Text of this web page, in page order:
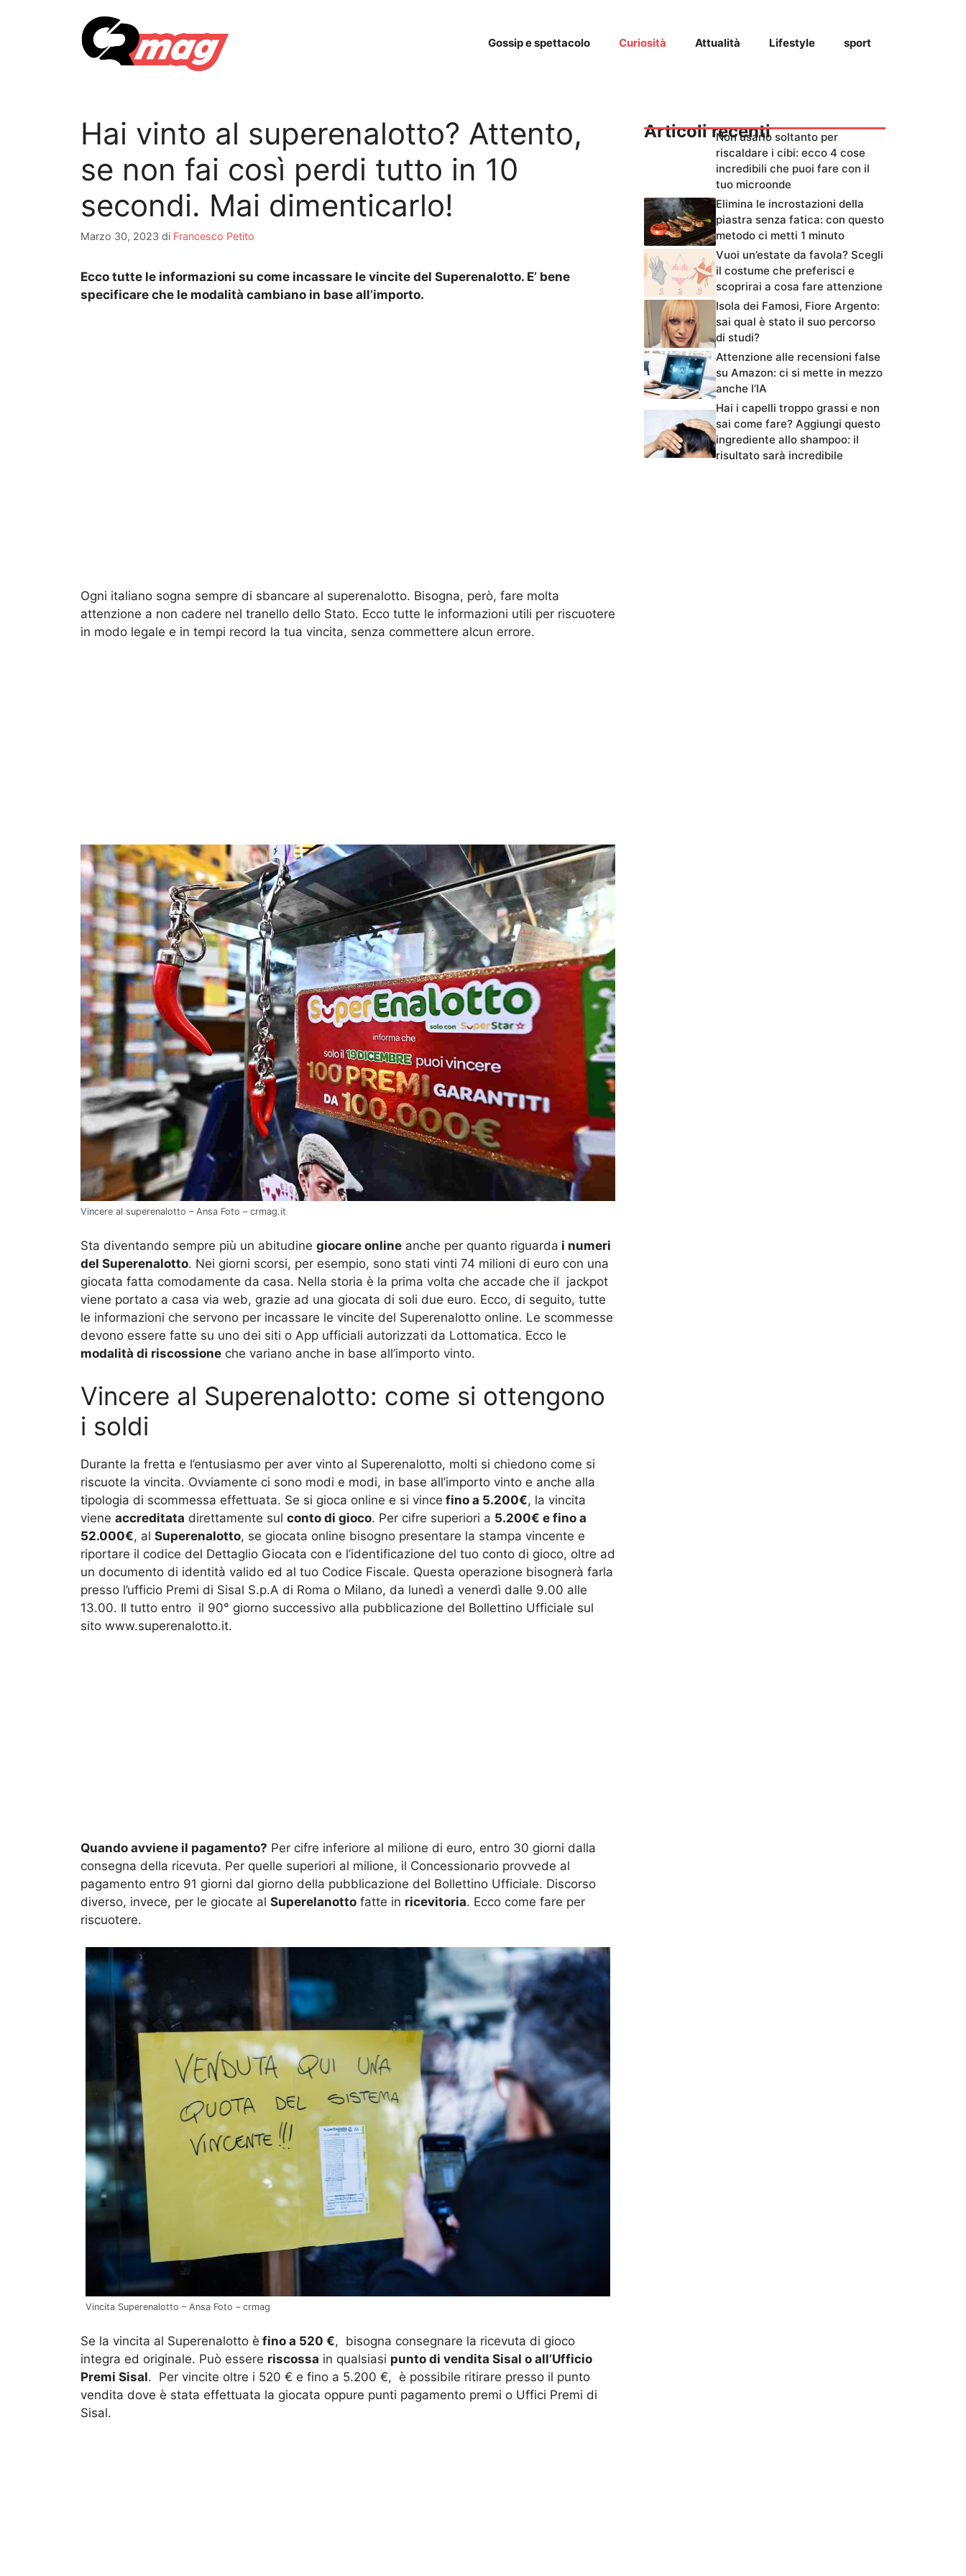
Gossip e spettacolo Curiosità Attualità Lifestyle sport
Hai vinto al superenalotto? Attento,
se non fai così perdi tutto in 10
secondi. Mai dimenticarlo!
Marzo 30, 2023 di Francesco Petito
Ecco tutte le informazioni su come incassare le vincite del Superenalotto. E’ bene
specificare che le modalità cambiano in base all’importo.
Ogni italiano sogna sempre di sbancare al superenalotto. Bisogna, però, fare molta
attenzione a non cadere nel tranello dello Stato. Ecco tutte le informazioni utili per riscuotere
in modo legale e in tempi record la tua vincita, senza commettere alcun errore.
Vincere al superenalotto – Ansa Foto – crmag.it
Sta diventando sempre più un abitudine giocare online anche per quanto riguarda i numeri
del Superenalotto. Nei giorni scorsi, per esempio, sono stati vinti 74 milioni di euro con una
giocata fatta comodamente da casa. Nella storia è la prima volta che accade che il jackpot
viene portato a casa via web, grazie ad una giocata di soli due euro. Ecco, di seguito, tutte
le informazioni che servono per incassare le vincite del Superenalotto online. Le scommesse
devono essere fatte su uno dei siti o App ufficiali autorizzati da Lottomatica. Ecco le
modalità di riscossione che variano anche in base all’importo vinto.
Vincere al Superenalotto: come si ottengono
i soldi
Durante la fretta e l’entusiasmo per aver vinto al Superenalotto, molti si chiedono come si
riscuote la vincita. Ovviamente ci sono modi e modi, in base all’importo vinto e anche alla
tipologia di scommessa effettuata. Se si gioca online e si vince fino a 5.200€, la vincita
viene accreditata direttamente sul conto di gioco. Per cifre superiori a 5.200€ e fino a
52.000€, al Superenalotto, se giocata online bisogno presentare la stampa vincente e
riportare il codice del Dettaglio Giocata con e l’identificazione del tuo conto di gioco, oltre ad
un documento di identità valido ed al tuo Codice Fiscale. Questa operazione bisognerà farla
presso l’ufficio Premi di Sisal S.p.A di Roma o Milano, da lunedì a venerdì dalle 9.00 alle
13.00. Il tutto entro il 90° giorno successivo alla pubblicazione del Bollettino Ufficiale sul
sito www.superenalotto.it.
Quando avviene il pagamento? Per cifre inferiore al milione di euro, entro 30 giorni dalla
consegna della ricevuta. Per quelle superiori al milione, il Concessionario provvede al
pagamento entro 91 giorni dal giorno della pubblicazione del Bollettino Ufficiale. Discorso
diverso, invece, per le giocate al Superelanotto fatte in ricevitoria. Ecco come fare per
riscuotere.
Vincita Superenalotto – Ansa Foto – crmag
Se la vincita al Superenalotto è fino a 520 €, bisogna consegnare la ricevuta di gioco
integra ed originale. Può essere riscossa in qualsiasi punto di vendita Sisal o all’Ufficio
Premi Sisal. Per vincite oltre i 520 € e fino a 5.200 €, è possibile ritirare presso il punto
vendita dove è stata effettuata la giocata oppure punti pagamento premi o Uffici Premi di
Sisal.
Articoli recentiNon usarlo soltanto per
riscaldare i cibi: ecco 4 cose
incredibili che puoi fare con il
tuo microonde
Elimina le incrostazioni della
piastra senza fatica: con questo
metodo ci metti 1 minuto
Vuoi un’estate da favola? Scegli
il costume che preferisci e
scoprirai a cosa fare attenzione
Isola dei Famosi, Fiore Argento:
sai qual è stato il suo percorso
di studi?
Attenzione alle recensioni false
su Amazon: ci si mette in mezzo
anche l’IA
Hai i capelli troppo grassi e non
sai come fare? Aggiungi questo
ingrediente allo shampoo: il
risultato sarà incredibile